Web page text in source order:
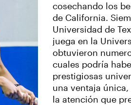
cosechando los
de California.
Universidad de
juega en la
obtuvieron
cuales podría
prestigiosas
una ventaja
la atención que